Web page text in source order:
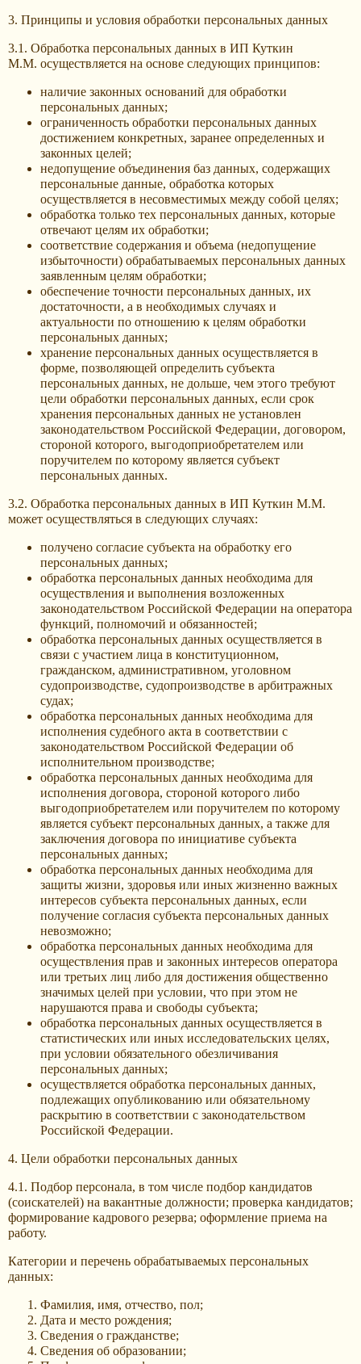
3. Принципы и условия обработки персональных данных
3.1. Обработка персональных данных в ИП Куткин
М.М. осуществляется на основе следующих принципов:
наличие законных оснований для обработки
персональных данных;
ограниченность обработки персональных данных
достижением конкретных, заранее определенных и
законных целей;
недопущение объединения баз данных, содержащих
персональные данные, обработка которых
осуществляется в несовместимых между собой целях;
обработка только тех персональных данных, которые
отвечают целям их обработки;
соответствие содержания и объема (недопущение
избыточности) обрабатываемых персональных данных
заявленным целям обработки;
обеспечение точности персональных данных, их
достаточности, а в необходимых случаях и
актуальности по отношению к целям обработки
персональных данных;
хранение персональных данных осуществляется в
форме, позволяющей определить субъекта
персональных данных, не дольше, чем этого требуют
цели обработки персональных данных, если срок
хранения персональных данных не установлен
законодательством Российской Федерации, договором,
стороной которого, выгодоприобретателем или
поручителем по которому является субъект
персональных данных.
3.2. Обработка персональных данных в ИП Куткин М.М.
может осуществляться в следующих случаях:
получено согласие субъекта на обработку его
персональных данных;
обработка персональных данных необходима для
осуществления и выполнения возложенных
законодательством Российской Федерации на оператора
функций, полномочий и обязанностей;
обработка персональных данных осуществляется в
связи с участием лица в конституционном,
гражданском, административном, уголовном
судопроизводстве, судопроизводстве в арбитражных
судах;
обработка персональных данных необходима для
исполнения судебного акта в соответствии с
законодательством Российской Федерации об
исполнительном производстве;
обработка персональных данных необходима для
исполнения договора, стороной которого либо
выгодоприобретателем или поручителем по которому
является субъект персональных данных, а также для
заключения договора по инициативе субъекта
персональных данных;
обработка персональных данных необходима для
защиты жизни, здоровья или иных жизненно важных
интересов субъекта персональных данных, если
получение согласия субъекта персональных данных
невозможно;
обработка персональных данных необходима для
осуществления прав и законных интересов оператора
или третьих лиц либо для достижения общественно
значимых целей при условии, что при этом не
нарушаются права и свободы субъекта;
обработка персональных данных осуществляется в
статистических или иных исследовательских целях,
при условии обязательного обезличивания
персональных данных;
осуществляется обработка персональных данных,
подлежащих опубликованию или обязательному
раскрытию в соответствии с законодательством
Российской Федерации.
4. Цели обработки персональных данных
4.1. Подбор персонала, в том числе подбор кандидатов
(соискателей) на вакантные должности; проверка кандидатов;
формирование кадрового резерва; оформление приема на
работу.
Категории и перечень обрабатываемых персональных
данных:
Фамилия, имя, отчество, пол;
Дата и место рождения;
Сведения о гражданстве;
Сведения об образовании;